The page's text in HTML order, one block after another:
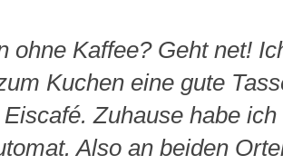
ohne Kaffee? Geht net!
Kuchen eine gute
Zuhause habe
Also an beiden